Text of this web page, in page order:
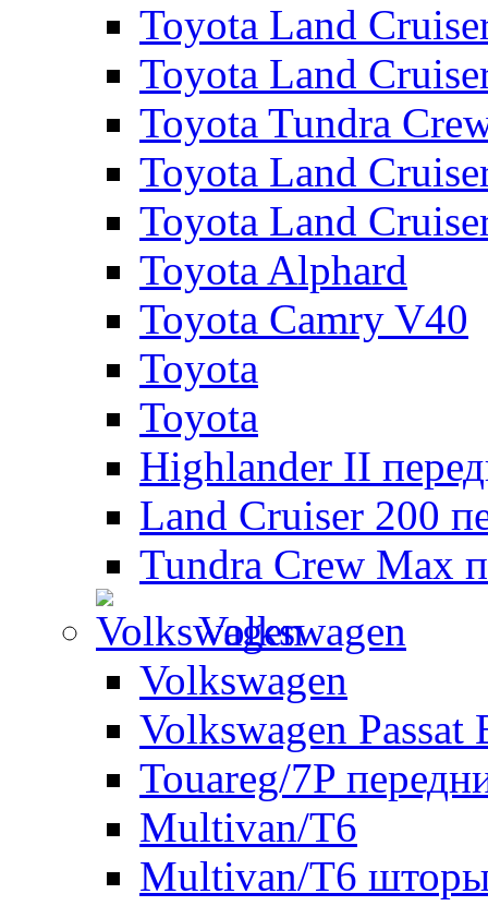
Toyota Land
Toyota Land
Toyota Tundra
Toyota Land
Toyota Land
Toyota Alphard
Toyota Camry V40
Toyota
Toyota
Highlander II
Land Cruiser 200
Tundra Crew Max
Volkswagen
Volkswagen
Volkswagen Passat
Touareg/7P
Multivan/T6
Multivan/T6 шторы